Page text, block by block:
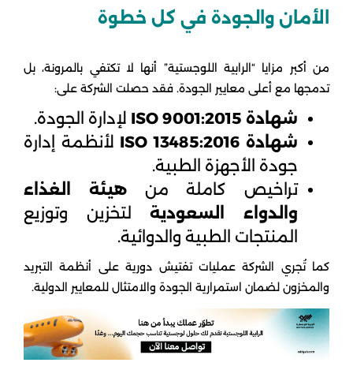
الأمان والجودة في كل خطوة
من أكبر مزايا “الرابية اللوجستية” أنها لا تكتفي بالمرونة، بل
تدمجها مع أعلى معايير الجودة. فقد حصلت الشركة على:
شهادة ISO 9001:2015
لإدارة الجودة.
شهادة ISO 13485:2016
لأنظمة إدارة
جودة الأجهزة الطبية.
تراخيص كاملة منهيئة الغذاء
والدواء السعوديةلتخزين وتوزيع
المنتجات الطبية والدوائية.
كما تُجري الشركة عمليات تفتيش دورية على أنظمة التبريد
والمخزون لضمان استمرارية الجودة والامتثال للمعايير الدولية.